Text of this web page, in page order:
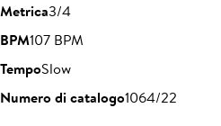
Metrica3/4
BPM107 BPM
TempoSlow
Numero di catalogo1064/22